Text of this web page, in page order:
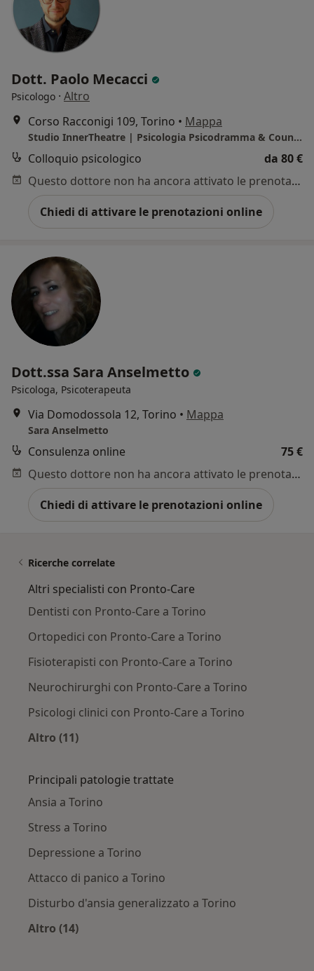
Dott. Paolo Mecacci
Psicologo · Altro
Corso Racconigi 109, Torino • Mappa
Studio InnerTheatre | Psicologia Psicodramma & Counseling | Dottor Paolo Mecacci
Colloquio psicologico
da 80 €
Questo dottore non ha ancora attivato le prenotazioni online presso questo indirizzo.
Chiedi di attivare le prenotazioni online
Dott.ssa Sara Anselmetto
Psicologa, Psicoterapeuta
Via Domodossola 12, Torino • Mappa
Sara Anselmetto
Consulenza online
75 €
Questo dottore non ha ancora attivato le prenotazioni online presso questo indirizzo.
Chiedi di attivare le prenotazioni online
Ricerche correlate
Altri specialisti con Pronto-Care
Dentisti con Pronto-Care a Torino
Ortopedici con Pronto-Care a Torino
Fisioterapisti con Pronto-Care a Torino
Neurochirurghi con Pronto-Care a Torino
Psicologi clinici con Pronto-Care a Torino
Altro (11)
Principali patologie trattate
Ansia a Torino
Stress a Torino
Depressione a Torino
Attacco di panico a Torino
Disturbo d'ansia generalizzato a Torino
Altro (14)